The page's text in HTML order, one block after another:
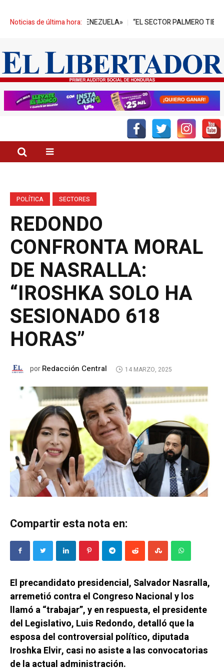
Noticias de última hora:
DE VENEZUELA» “EL SECTOR PALMERO TIENE UN
POLÍTICA SECTORES
REDONDO
CONFRONTA MORAL
DE NASRALLA:
“IROSHKA SOLO HA
SESIONADO 618
HORAS”
porRedacción Central 14 MARZO, 2025
Compartir esta nota en:
El precandidato presidencial, Salvador Nasralla,
arremetió contra el Congreso Nacional y los
llamó a “trabajar”, y en respuesta, el presidente
del Legislativo, Luis Redondo, detalló que la
esposa del controversial político, diputada
Iroshka Elvir, casi no asiste a las convocatorias
de la actual administración.